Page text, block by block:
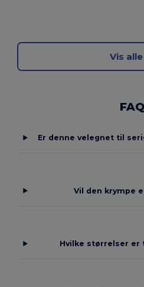
Vis alle
FAQ
Er denne velegnet til
Vil den krympe
Hvilke størrelser er